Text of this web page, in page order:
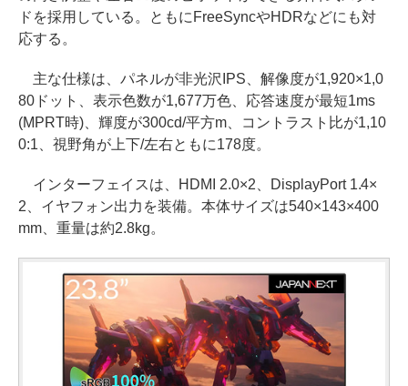
ドを採用している。ともにFreeSyncやHDRなどにも対
応する。
主な仕様は、パネルが非光沢IPS、解像度が1,920×1,0
80ドット、表示色数が1,677万色、応答速度が最短1ms
(MPRT時)、輝度が300cd/平方m、コントラスト比が1,10
0:1、視野角が上下/左右ともに178度。
インターフェイスは、HDMI 2.0×2、DisplayPort 1.4×
2、イヤフォン出力を装備。本体サイズは540×143×400
mm、重量は約2.8kg。